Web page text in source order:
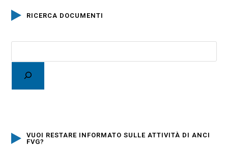
RICERCA DOCUMENTI
VUOI RESTARE INFORMATO SULLE ATTIVITÀ DI ANCI
FVG?